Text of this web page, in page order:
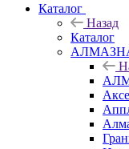
Каталог
Назад
Каталог